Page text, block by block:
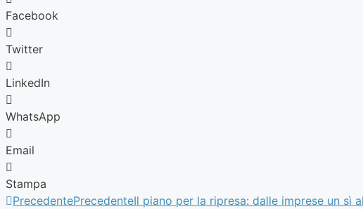
Facebook
Twitter
LinkedIn
WhatsApp
Email
Stampa
PrecedentePrecedenteIl piano per la ripresa: dalle imprese un sì